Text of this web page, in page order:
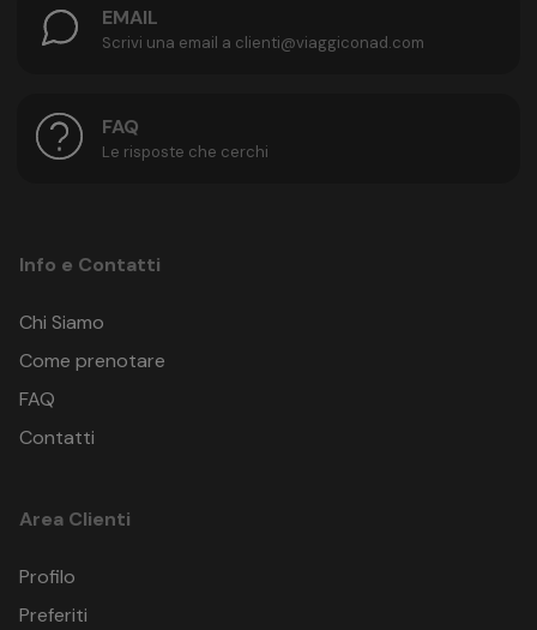
EMAIL
Scrivi una email a clienti@viaggiconad.com
FAQ
Le risposte che cerchi
Info e Contatti
Chi Siamo
Come prenotare
FAQ
Contatti
Area Clienti
Profilo
Preferiti